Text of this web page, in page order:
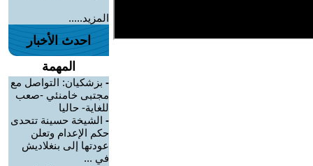
المزيد.....
احدث الأخبار
المهمة
- بزشكيان: التواصل مع
مجتبى خامنئي -صعب
للغاية- حاليا
- الشيخة حسينة تتحدى
حكم الإعدام وتعلن
عودتها إلى بنغلاديش
في ...